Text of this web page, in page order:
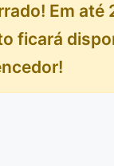
Em até
ficará